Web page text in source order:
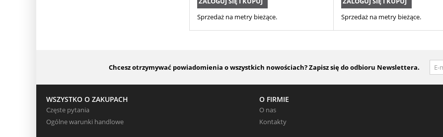
Sprzedaż na metry bieżące.
Sprzedaż na metry bieżące.
Chcesz otrzymywać powiadomienia o wszystkich nowościach? Zapisz się do odbioru Newslettera.
WSZYSTKO O ZAKUPACH
Częste pytania
Ogólne warunki handlowe
O FIRMIE
O nas
Kontakty